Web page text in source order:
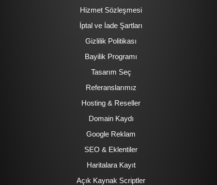
Hizmet Sözleşmesi
İptal ve İade Şartları
Gizlilik Politikası
Bayilik Programı
Tasarım Seç
Referanslarımız
Hosting & Reseller
Domain Kaydı
Google Reklam
SEO & Eklentiler
Haritalara Kayıt
Açık Kaynak Scriptler